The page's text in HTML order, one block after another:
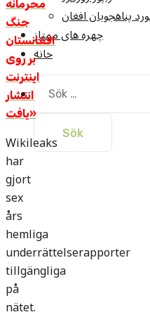
پناهجويان افغان
چهره های ممتاز
خانه
Sök
efter:
محرمانه
جنگ
افغانستان
بر روی
اينترنت
انتشار
يافت»
Wikileaks
har
gjort
sex
års
hemliga
underrättelserapporter
tillgängliga
på
nätet.